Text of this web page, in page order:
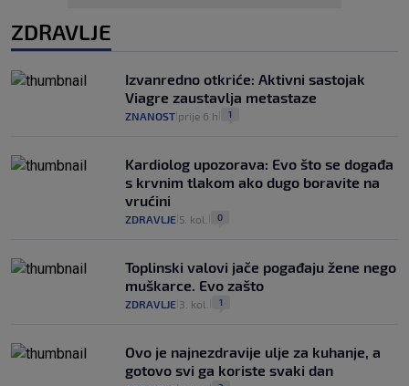
ZDRAVLJE
Izvanredno otkriće: Aktivni sastojak
Viagre zaustavlja metastaze
ZNANOST prije 6 h 1
Kardiolog upozorava: Evo što se događa
s krvnim tlakom ako dugo boravite na
vrućini
ZDRAVLJE 5. kol. 0
Toplinski valovi jače pogađaju žene nego
muškarce. Evo zašto
ZDRAVLJE 3. kol. 1
Ovo je najnezdravije ulje za kuhanje, a
gotovo svi ga koriste svaki dan